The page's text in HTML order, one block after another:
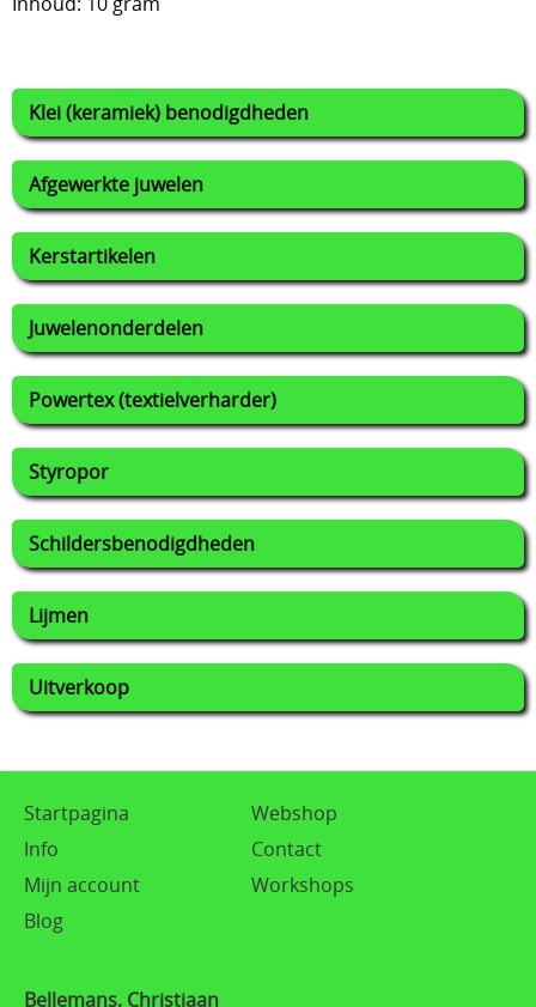
Klei (keramiek) benodigdheden
Afgewerkte juwelen
Kerstartikelen
Juwelenonderdelen
Powertex (textielverharder)
Styropor
Schildersbenodigdheden
Lijmen
Uitverkoop
Startpagina
Webshop
Info
Contact
Mijn account
Workshops
Blog
Bellemans, Christiaan